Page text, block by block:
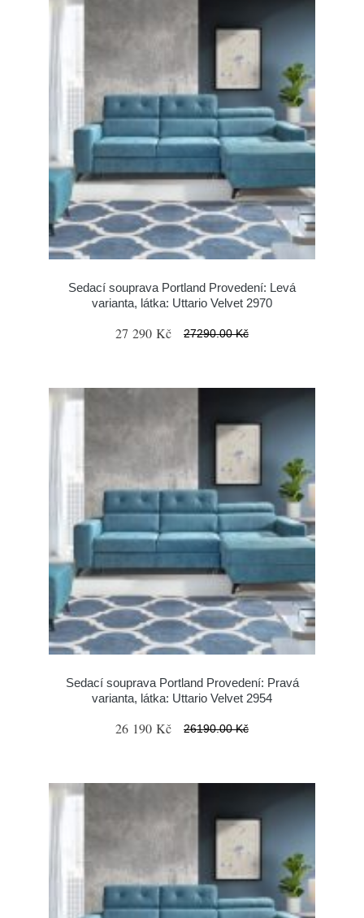
Sedací souprava Portland Provedení: Levá
varianta, látka: Uttario Velvet 2970
27 290 Kč 27290.00 Kč
Sedací souprava Portland Provedení: Pravá
varianta, látka: Uttario Velvet 2954
26 190 Kč 26190.00 Kč